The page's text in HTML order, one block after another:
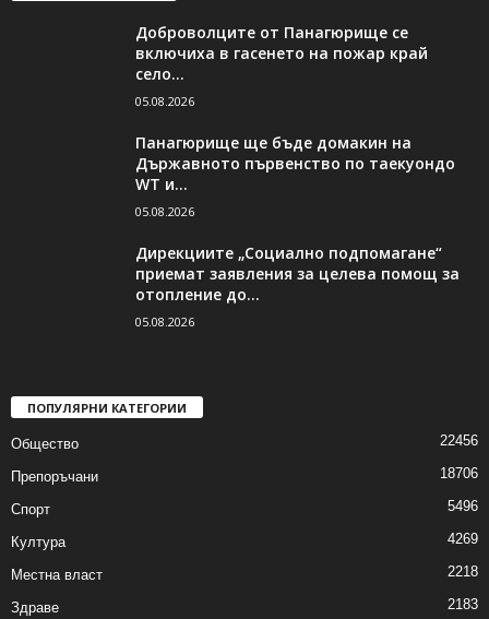
Доброволците от Панагюрище се
включиха в гасенето на пожар край
село...
05.08.2026
Панагюрище ще бъде домакин на
Държавното първенство по таекуондо
WT и...
05.08.2026
Дирекциите „Социално подпомагане“
приемат заявления за целева помощ за
отопление до...
05.08.2026
ПОПУЛЯРНИ КАТЕГОРИИ
Общество 22456
Препоръчани 18706
Спорт 5496
Култура 4269
Местна власт 2218
Здраве 2183